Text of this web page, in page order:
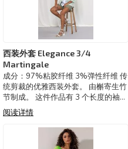
西装外套 Elegance 3/4
Martingale
成分：97%粘胶纤维 3%弹性纤维 传
统剪裁的优雅西装外套。 由槲寄生竹
节制成。 这件作品有 3 个长度的袖
子，以便更好地贴合身体和缝线，从
而增强了产品的结构。 巴西制造。 可
选颜色：黑色、绿色、米色
3210703-西装外套 Elegan
阅读详情